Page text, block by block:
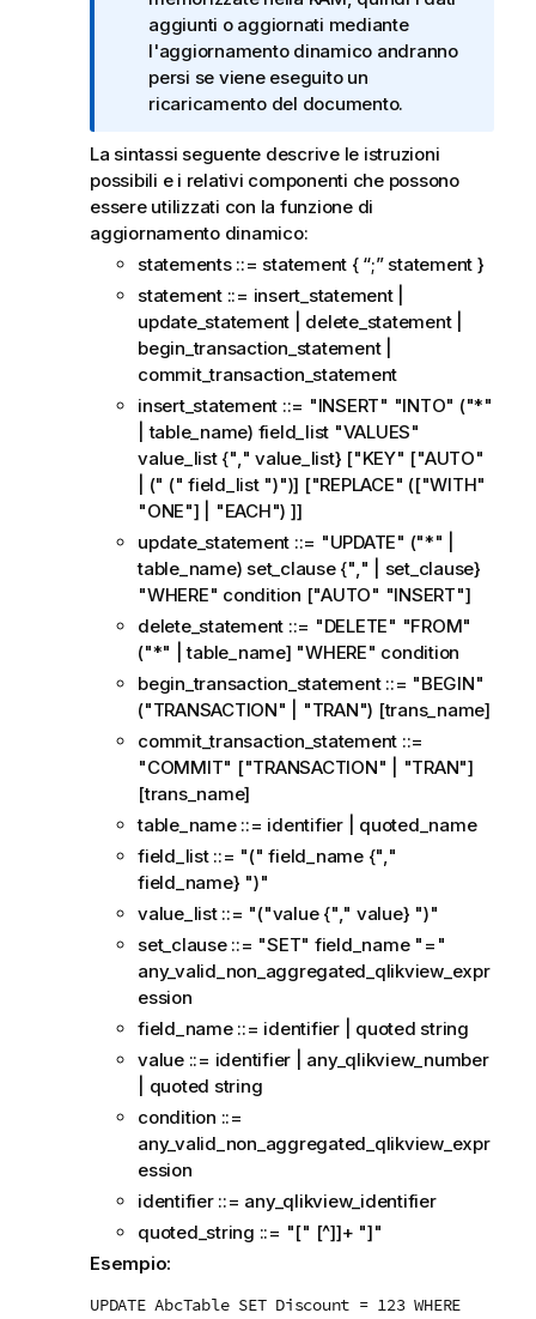
t
a
i
n
o
r
m
a
t
i
c
a
aggiunti o aggiornati mediante
l'aggiornamento dinamico andranno
persi se viene eseguito un
ricaricamento del documento.
La sintassi seguente descrive le istruzioni
possibili e i relativi componenti che possono
essere utilizzati con la funzione di
aggiornamento dinamico:
statements ::= statement { “;” statement }
statement ::= insert_statement |
update_statement | delete_statement |
begin_transaction_statement |
commit_transaction_statement
insert_statement ::= "INSERT" "INTO" ("*"
| table_name) field_list "VALUES"
value_list {"," value_list} ["KEY" ["AUTO"
| (" (" field_list ")")] ["REPLACE" (["WITH"
"ONE"] | "EACH") ]]
update_statement ::= "UPDATE" ("*" |
table_name) set_clause {"," | set_clause}
"WHERE" condition ["AUTO" "INSERT"]
delete_statement ::= "DELETE" "FROM"
("*" | table_name] "WHERE" condition
begin_transaction_statement ::= "BEGIN"
("TRANSACTION" | "TRAN") [trans_name]
commit_transaction_statement ::=
"COMMIT" ["TRANSACTION" | "TRAN"]
[trans_name]
table_name ::= identifier | quoted_name
field_list ::= "(" field_name {","
field_name} ")"
value_list ::= "("value {"," value} ")"
set_clause ::= "SET" field_name "="
any_valid_non_aggregated_qlikview_expr
ession
field_name ::= identifier | quoted string
value ::= identifier | any_qlikview_number
| quoted string
condition ::=
any_valid_non_aggregated_qlikview_expr
ession
identifier ::= any_qlikview_identifier
quoted_string ::= "[" [^]]+ "]"
Esempio:
UPDATE AbcTable SET Discount = 123 WHERE